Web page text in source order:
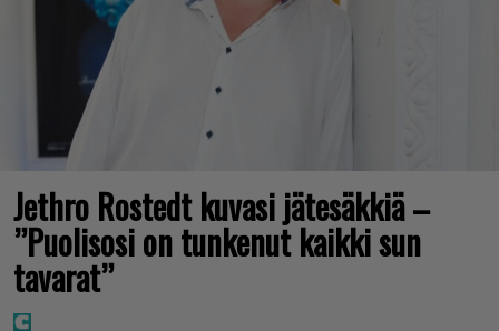
Jethro Rostedt kuvasi jätesäkkiä –
”Puolisosi on tunkenut kaikki sun
tavarat”